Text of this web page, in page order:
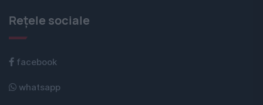
Rețele sociale
facebook
whatsapp